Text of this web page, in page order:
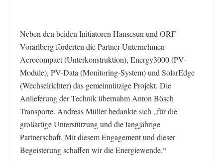
Neben den beiden Initiatoren Hansesun und ORF
Vorarlberg förderten die Partner-Unternehmen
Aerocompact (Unterkonstruktion), Energy3000 (PV-
Module), PV-Data (Monitoring-System) und SolarEdge
(Wechselrichter) das gemeinnützige Projekt. Die
Anlieferung der Technik übernahm Anton Bösch
Transporte. Andreas Müller bedankte sich „für die
großartige Unterstützung und die langjährige
Partnerschaft. Mit diesem Engagement und dieser
Begeisterung schaffen wir die Energiewende.“